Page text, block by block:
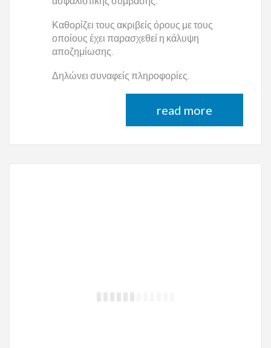
Καθορίζει τους ακριβείς όρους με τους
οποίους έχει παρασχεθεί η κάλυψη
αποζημίωσης.
Δηλώνει συναφείς πληροφορίες.
read more